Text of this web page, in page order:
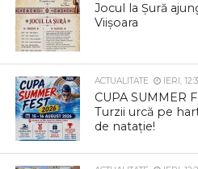
Jocul la Șură
Viișoara
ACTUALITATE IERI,
CUPA SUMMER
Turzii urcă pe
de natație!